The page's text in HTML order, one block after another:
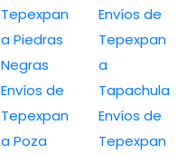
Tepexpan
a Piedras
Negras
Envíos de
Tepexpan
a Poza
Envíos de
Tepexpan
a
Tapachula
Envíos de
Tepexpan